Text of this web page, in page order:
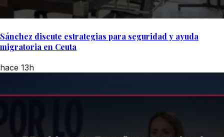
Sánchez discute estrategias para seguridad y ayuda
migratoria en Ceuta
hace 13h